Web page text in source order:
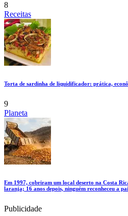
8
Receitas
Torta de sardinha de liquidificador: prática,
9
Planeta
Em 1997, cobriram um local deserto na Costa
laranja; 16 anos depois, ninguém reconheceu a
Publicidade